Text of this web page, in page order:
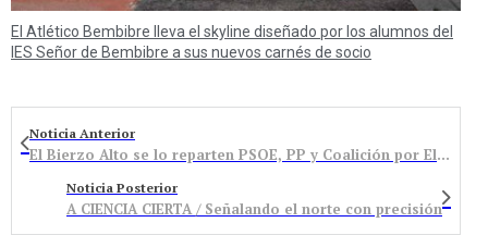
El Atlético Bembibre lleva el skyline diseñado por los alumnos del
IES Señor de Bembibre a sus nuevos carnés de socio
Noticia Anterior
El Bierzo Alto se lo reparten PSOE, PP y Coalición por El Bierzo
Noticia Posterior
A CIENCIA CIERTA / Señalando el norte con precisión